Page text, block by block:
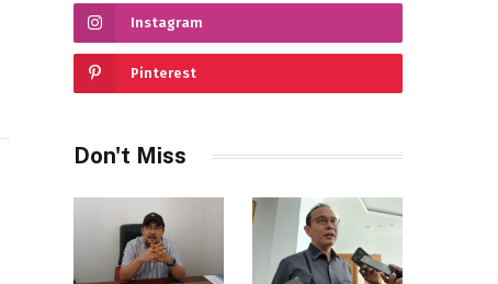
Instagram
Pinterest
Don't Miss